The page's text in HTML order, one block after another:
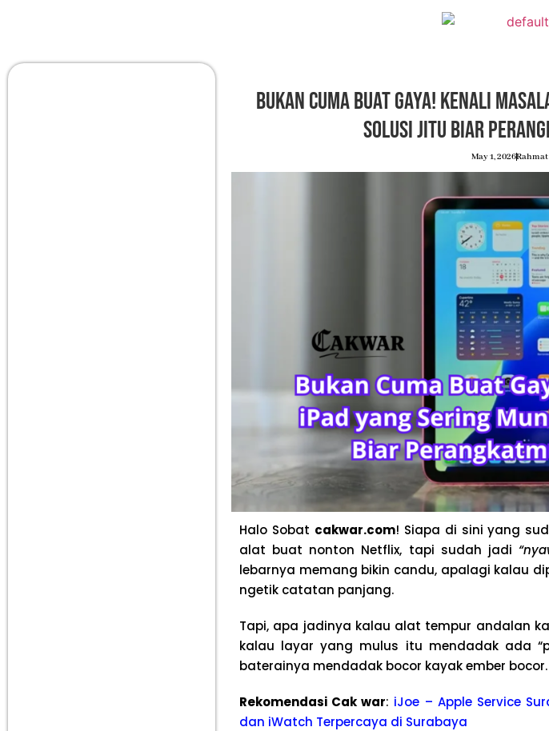
Bukan Cuma Buat Gaya! Kenali
Solusi Jitu Biar
May 1, 2026
Halo Sobat cakwar.com! Siapa di sini yang
alat buat nonton Netflix, tapi sudah jadi
lebarnya memang bikin candu, apalagi kalau
ngetik catatan panjang.
Tapi, apa jadinya kalau alat tempur andalan
kalau layar yang mulus itu mendadak ada
baterainya mendadak bocor kayak ember bocor.
Rekomendasi Cak war: iJoe – Apple Service
dan iWatch Terpercaya di Surabaya